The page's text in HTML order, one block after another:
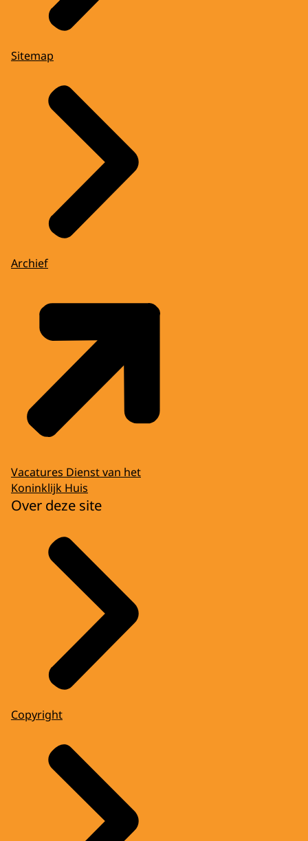
Sitemap
Archief
Vacatures Dienst van het
Koninklijk Huis
Over deze site
Copyright